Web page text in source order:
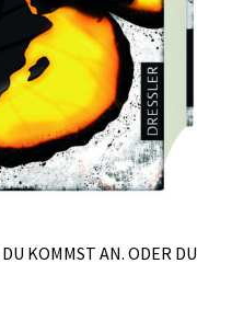
KOMMST AN. ODER DU